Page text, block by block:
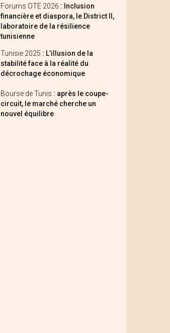
Forums OTE 2026 : Inclusion
financière et diaspora, le District II,
laboratoire de la résilience
tunisienne
Tunisie 2025 : L’illusion de la
stabilité face à la réalité du
décrochage économique
Bourse de Tunis : après le coupe-
circuit, le marché cherche un
nouvel équilibre